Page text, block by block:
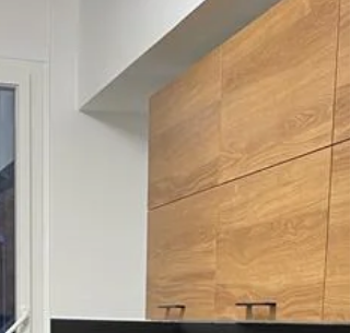
équipe répondra avec
professionnalisme à toutes vos
demandes dans toute la rénovation
générale. Les prestations sont
par une garantie décennale. Devis et
déplacement Gratuit au Tél :